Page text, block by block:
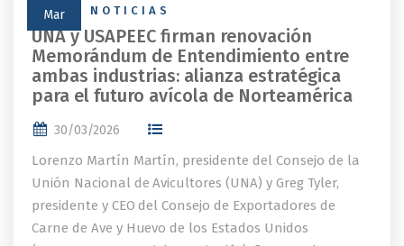
Mar
NEWS NOTICIAS
UNA y USAPEEC firman renovación
Memorándum de Entendimiento entre
ambas industrias: alianza estratégica
para el futuro avícola de Norteamérica
30/03/2026
Lorenzo Martín Martín, presidente del Consejo de la
Unión Nacional de Avicultores (UNA) y Greg Tyler,
presidente y CEO del Consejo de Exportadores de
Carne de Ave y Huevo de los Estados Unidos